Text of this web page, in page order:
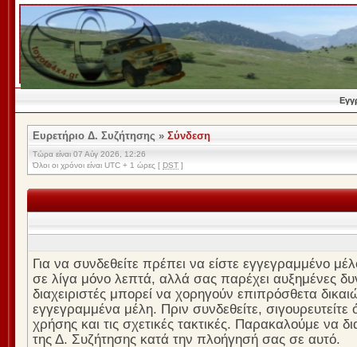
Ευρετήριο Δ. Συζήτησης » Σύνδεση
Τώρα είναι 07 Αύγ 2026, 12:26
Όλοι οι χρόνοι είναι UTC + 1 ώρες [ DST ]
Για να συνδεθείτε πρέπει να είστε εγγεγραμμένο
σε λίγα μόνο λεπτά, αλλά σας παρέχει αυξημένες
διαχειριστές μπορεί να χορηγούν επιπρόσθετα
εγγεγραμμένα μέλη. Πριν συνδεθείτε, σιγουρευτείτε
χρήσης και τις σχετικές τακτικές. Παρακαλούμε να
της Δ. Συζήτησης κατά την πλοήγησή σας σε αυτό.